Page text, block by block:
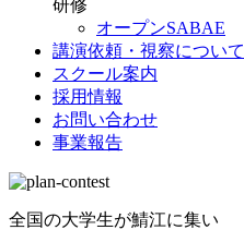
研修
オープンSABAE
講演依頼・視察について
スクール案内
採用情報
お問い合わせ
事業報告
全国の大学生が鯖江に集い